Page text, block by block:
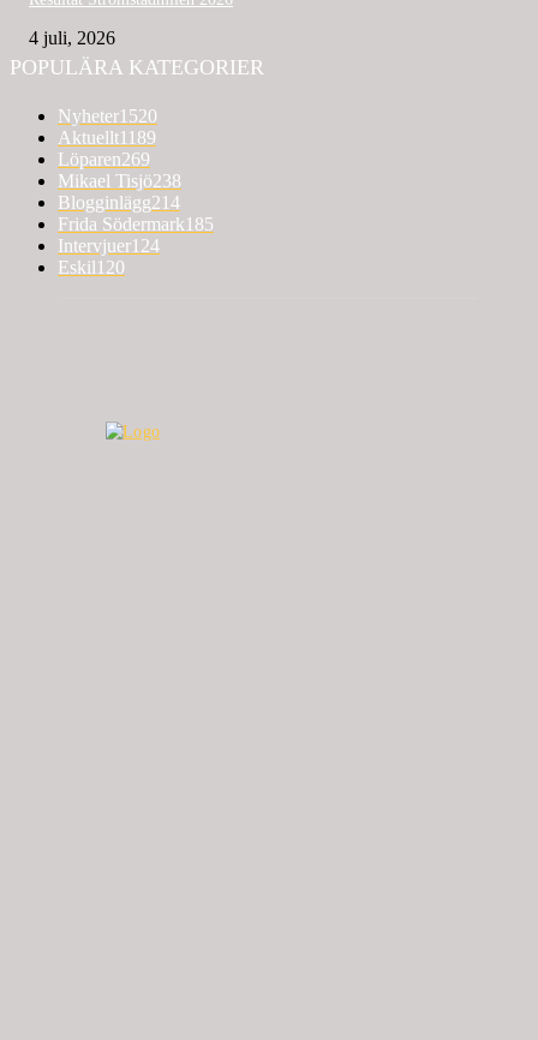
4 juli, 2026
POPULÄRA KATEGORIER
Nyheter1520
Aktuellt1189
Löparen269
Mikael Tisjö238
Blogginlägg214
Frida Södermark185
Intervjuer124
Eskil120